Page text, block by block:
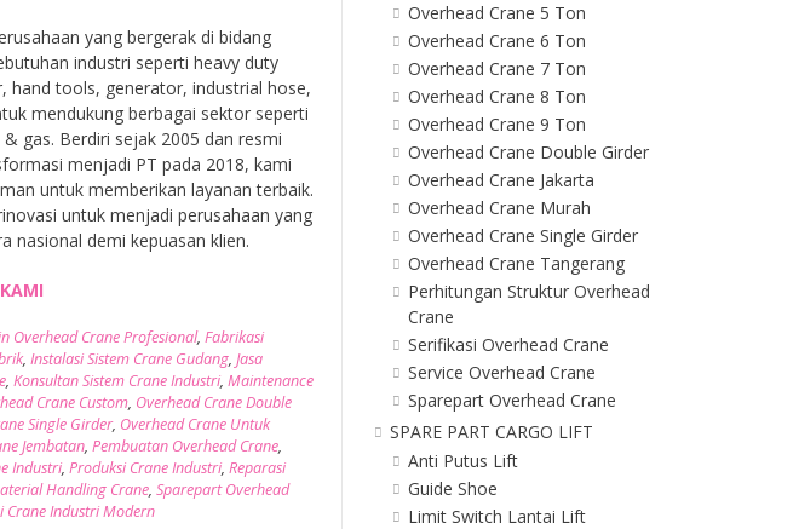
yang bergerak di bidang
industri seperti heavy duty
hand tools, generator, industrial hose,
mendukung berbagai sektor seperti
gas. Berdiri sejak 2005 dan resmi
menjadi PT pada 2018, kami
untuk memberikan layanan terbaik.
untuk menjadi perusahaan yang
nasional demi kepuasan klien.
Overhead Crane Profesional,Fabrikasi
,Instalasi Sistem Crane Gudang,Jasa
,Konsultan Sistem Crane Industri,Maintenance
Crane Custom, Overhead Crane Double
Single Girder, Overhead Crane Untuk
Jembatan,Pembuatan Overhead Crane,
Industri,Produksi Crane Industri,Reparasi
Handling Crane,Sparepart Overhead
Crane Industri Modern
Overhead Crane 5 Ton
Overhead Crane 6 Ton
Overhead Crane 7 Ton
Overhead Crane 8 Ton
Overhead Crane 9 Ton
Overhead Crane Double Girder
Overhead Crane Jakarta
Overhead Crane Murah
Overhead Crane Single Girder
Overhead Crane Tangerang
Perhitungan Struktur Overhead
Crane
Serifikasi Overhead Crane
Service Overhead Crane
Sparepart Overhead Crane
SPARE PART CARGO LIFT
Anti Putus Lift
Guide Shoe
Limit Switch Lantai Lift